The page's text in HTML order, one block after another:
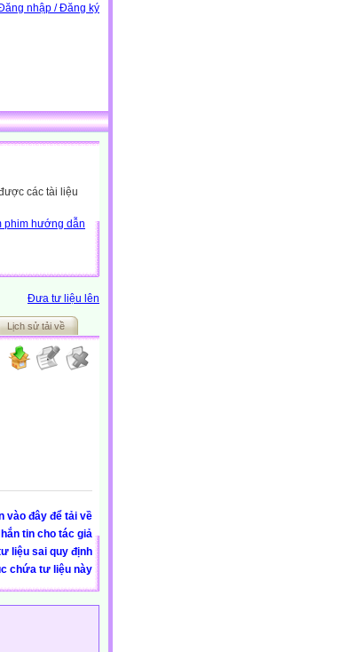
nhập / Đăng ký
các tài liệu
phim hướng dẫn
Đưa tư liệu lên
Lịch sử tải về
vào đây để tải về
tin cho tác giả
liệu sai quy định
chứa tư liệu này